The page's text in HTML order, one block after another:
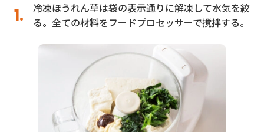
冷凍ほうれん草は袋の表示通りに解凍して水気を絞
る。全ての材料をフードプロセッサーで撹拌する。